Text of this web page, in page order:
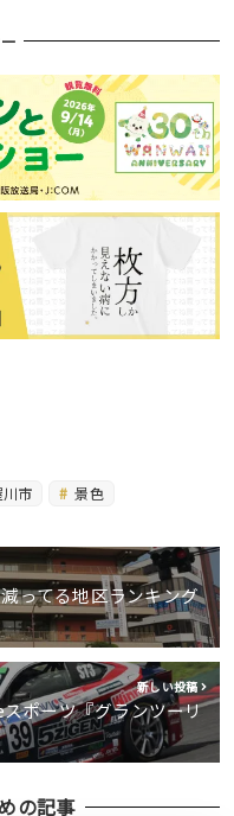
市 景色
ってる地区ランキング
新しい投稿
ポーツ『グランツーリ
の記事